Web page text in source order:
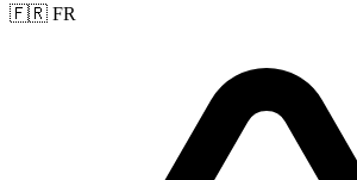
🇫🇷 FR